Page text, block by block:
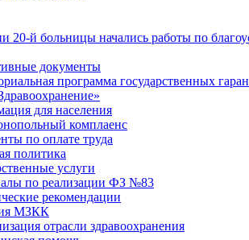
20-й больницы начались работы по
документы
программа государственных
для населения
комплаенс
по оплате труда
политика
услуги
по реализации ФЗ №83
рекомендации
МЗКК
отрасли здравоохранения